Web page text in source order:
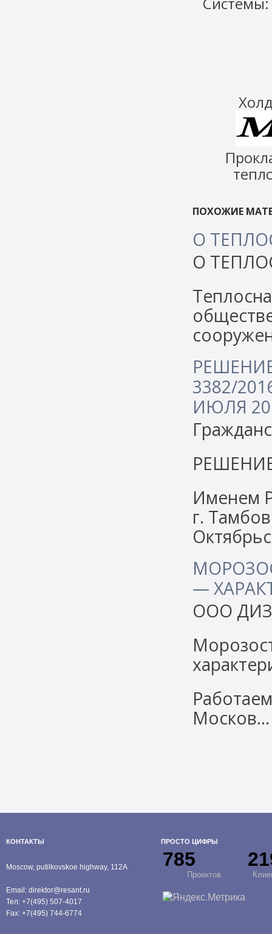
ПОХОЖИЕ
О
О
3382/
ИЮЛЯ
Именем
г.
—
ООО
Москов…
КОНТАКТЫ
Moscow, putilkovskoe highway, 112A
Email: direktor@resant.ru
Тел: +7(495) 507-4017
Fax: +7(495) 744-6774
ПРОСТО ЦИФРЫ
785
Проектов